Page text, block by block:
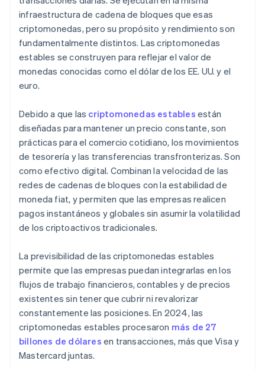
infraestructura de cadena de bloques que esas
criptomonedas, pero su propósito y rendimiento son
fundamentalmente distintos. Las criptomonedas
estables se construyen para reflejar el valor de
monedas conocidas como el dólar de los EE. UU. y el
euro.
Debido a que las criptomonedas estables están
diseñadas para mantener un precio constante, son
prácticas para el comercio cotidiano, los movimientos
de tesorería y las transferencias transfronterizas. Son
como efectivo digital. Combinan la velocidad de las
redes de cadenas de bloques con la estabilidad de
moneda fiat, y permiten que las empresas realicen
pagos instantáneos y globales sin asumir la volatilidad
de los criptoactivos tradicionales.
La previsibilidad de las criptomonedas estables
permite que las empresas puedan integrarlas en los
flujos de trabajo financieros, contables y de precios
existentes sin tener que cubrir ni revalorizar
constantemente las posiciones. En 2024, las
criptomonedas estables procesaron más de 27
billones de dólares en transacciones, más que Visa y
Mastercard juntas.